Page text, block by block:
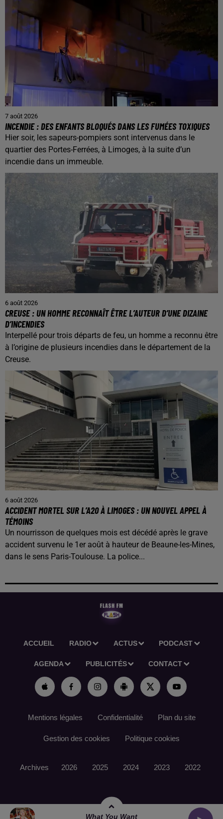
What You Want
7 août 2026
INCENDIE : DES ENFANTS BLOQUÉS DANS LES FUMÉES TOXIQUES
Hier soir, les sapeurs-pompiers sont intervenus dans le
quartier des Portes-Ferrées, à Limoges, à la suite d’un
incendie dans un immeuble.
6 août 2026
CREUSE : UN HOMME RECONNAÎT ÊTRE L’AUTEUR D’UNE DIZAINE
D’INCENDIES
Interpellé pour trois départs de feu, un homme a reconnu être
à l’origine de plusieurs incendies dans le département de la
Creuse.
6 août 2026
ACCIDENT MORTEL SUR L’A20 À LIMOGES : UN NOUVEL APPEL À
TÉMOINS
Un nourrisson de quelques mois est décédé après le grave
accident survenu le 1er août à hauteur de Beaune-les-Mines,
dans le sens Paris-Toulouse. La police...
ACCUEIL RADIO ACTUS PODCAST
AGENDA PUBLICITÉS CONTACT
Mentions légales Confidentialité Plan du site
Gestion des cookies Politique cookies
Archives 2026 2025 2024 2023 2022